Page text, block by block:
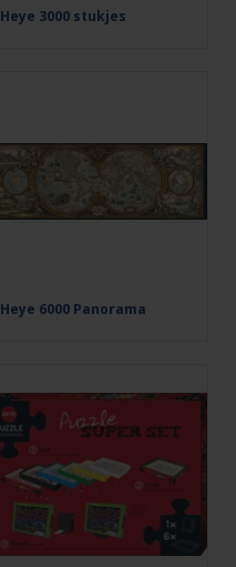
Heye 3000 stukjes
Heye 6000 Panorama